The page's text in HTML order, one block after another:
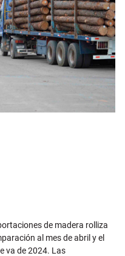
de madera rolliza
al mes de abril y el
va de 2024. Las